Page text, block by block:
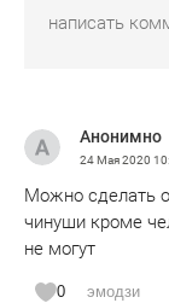
Анонимно
24 Мая 2020
Можно сделать
чинуши кроме
не могут
0 эмодзи